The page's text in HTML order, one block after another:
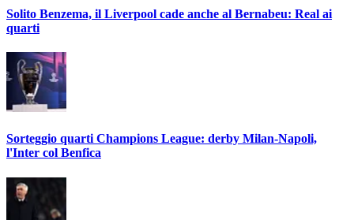
Solito Benzema, il Liverpool cade anche al Bernabeu: Real ai
quarti
Sorteggio quarti Champions League: derby Milan-Napoli,
l'Inter col Benfica